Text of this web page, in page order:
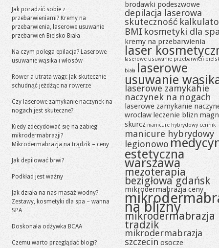
Jak poradzić sobie z
przebarwieniami? Kremy na
przebarwienia, laserowe usuwanie
przebarwień Bielsko Biała
Na czym polega epilacja? Laserowe
usuwanie wąsika i włosów
Rower a utrata wagi: Jak skutecznie
schudnąć jeżdżąc na rowerze
Czy laserowe zamykanie naczynek na
nogach jest skuteczne?
Kiedy zdecydować się na zabieg
mikrodermabrazji?
Mikrodermabrazja na trądzik – ceny
Jak depilować brwi?
Podkład jest ważny
Jak działa na nas masaż wodny?
Zestawy, kosmetyki dla spa – wanna
SPA
Doskonała odżywka BCAA
Czemu warto przeglądać blogi?
brodawki podeszwowe
depilacja laserowa
skuteczność
BMI kosmetyki dla
kremy na przebarwienia
laser
laserowe usuwanie przebarwień
biała laserowe
usuwanie
laserowe zamykanie
naczynek na nogach
laserowe zamykanie
wrocław leczenie blizn
skurcz manicure hybrydowy cennik
manicure hybrydowy
legionowo
estetyczna
warszawa
mezoterapia
bezigłowa gdańsk
mikrodermabrazja ceny
na blizny
mikrodermabrazja
tradzik
mikrodermabrazja
szczecin osocze